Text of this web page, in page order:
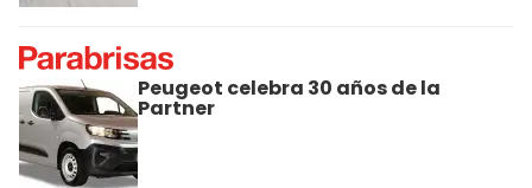
Peugeot celebra 30 años de la
Partner